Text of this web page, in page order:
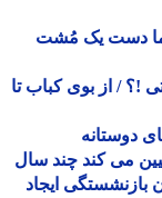
دست یک مُشت
از بوی کباب تا
می کند چند سال
ایجاد